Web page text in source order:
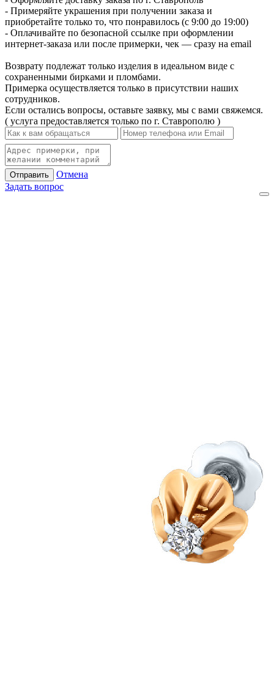
- Примеряйте украшения при получении заказа и
приобретайте только то, что понравилось (с 9:00 до 19:00)
- Оплачивайте по безопасной ссылке при оформлении
интернет-заказа или после примерки, чек — сразу на email
Возврату подлежат только изделия в идеальном виде с
сохраненными бирками и пломбами.
Примерка осуществляется только в присутствии наших
сотрудников.
Если остались вопросы, оставьте заявку, мы с вами свяжемся.
( услуга предоставляется только по г. Ставрополю )
Отправить
Отмена
Задать вопрос